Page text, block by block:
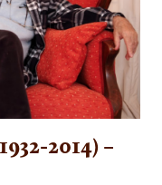
2014) –